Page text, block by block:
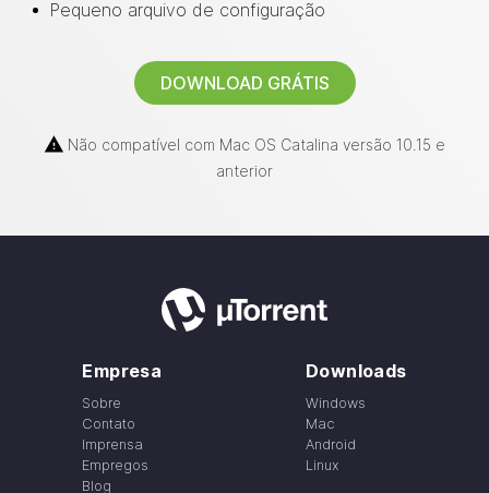
Pequeno arquivo de configuração
DOWNLOAD GRÁTIS
Não compatível com Mac OS Catalina versão 10.15 e
anterior
Empresa
Sobre
Contato
Imprensa
Empregos
Blog
Downloads
Windows
Mac
Android
Linux